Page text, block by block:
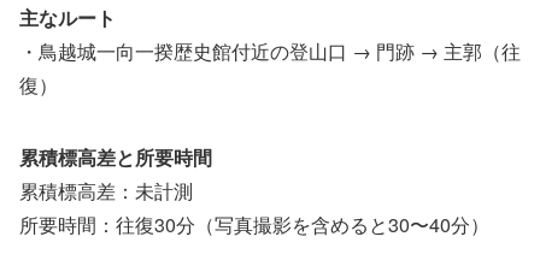
主なルート
・鳥越城一向一揆歴史館付近の登山口 → 門跡 → 主郭（往
復）
累積標高差と所要時間
累積標高差：未計測
所要時間：往復30分（写真撮影を含めると30〜40分）